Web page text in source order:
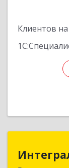
Клиентов